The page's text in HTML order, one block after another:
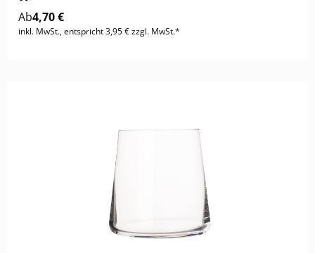
Ab4,70 €
inkl. MwSt., entspricht 3,95 € zzgl. MwSt.*